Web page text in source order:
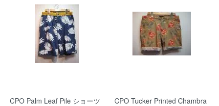
CPO Palm Leaf Pile ショーツ
CPO Tucker Printed Chambra